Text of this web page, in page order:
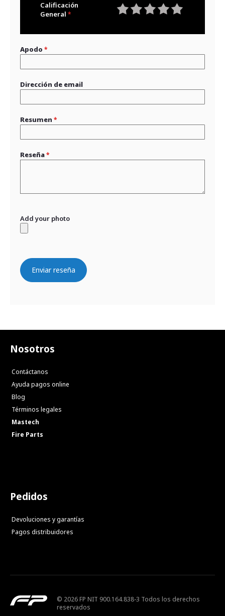
Calificación
General
Apodo
Dirección de email
Resumen
Reseña
Add your photo
Enviar reseña
Nosotros
Contáctanos
Ayuda pagos online
Blog
Términos legales
Mastech
Fire Parts
Pedidos
Devoluciones y garantías
Pagos distribuidores
© 2026 FP NIT 900.164.838-3 Todos los derechos
reservados